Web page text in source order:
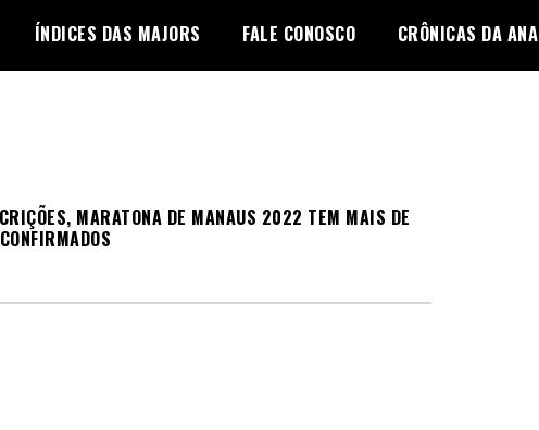
ÍNDICES DAS MAJORS FALE CONOSCO CRÔNICAS DA ANA
MARATONA DE MANAUS 2022 TEM MAIS DE